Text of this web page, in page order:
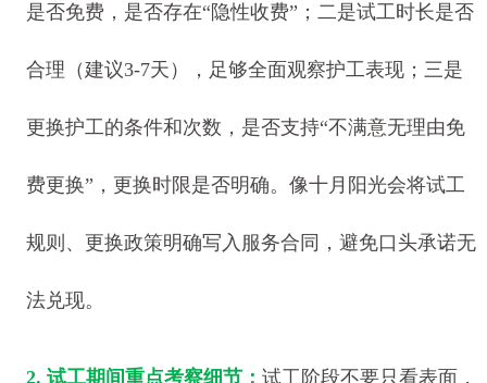
是否免费，是否存在“隐性收费”；二是试工时长是否
合理（建议3-7天），足够全面观察护工表现；三是
更换护工的条件和次数，是否支持“不满意无理由免
费更换”，更换时限是否明确。像十月阳光会将试工
规则、更换政策明确写入服务合同，避免口头承诺无
法兑现。
2. 试工期间重点考察细节： 试工阶段不要只看表面，